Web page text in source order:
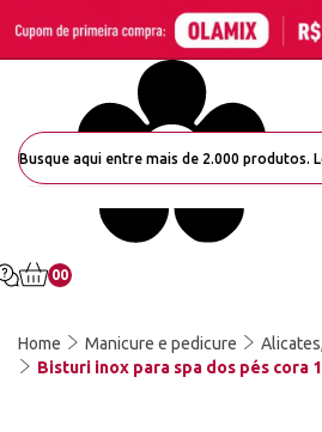
00
Home Manicure e pedicure
Bisturi inox para spa dos pés cora